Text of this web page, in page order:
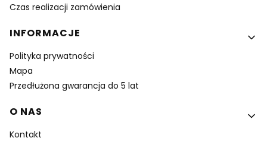
Czas realizacji zamówienia
INFORMACJE
Polityka prywatności
Mapa
Przedłużona gwarancja do 5 lat
O NAS
Kontakt